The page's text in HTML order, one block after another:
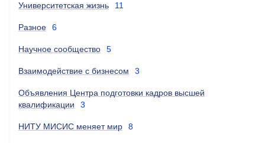
Университетская жизнь 11
Разное 6
Научное сообщество 5
Взаимодействие с бизнесом 3
Объявления Центра подготовки кадров высшей
квалификации
3
НИТУ МИСИС меняет мир 8